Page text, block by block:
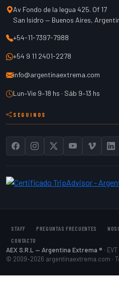
Av Fondo de la legua 425. Of 17
San Isidro — Buenos Aires,
+54-11-7397-7988
+54 9 11 2401-2278
info@argentinaextrema.com
Lun–Vie 9–18 hs · Sáb 9–13 hs
SEGUINOS
STAFF PREGUNTAS FRECUENTES
CONTACTO
AEX S.R.L — Argentina Extrema ® ·
© 2009–2026 argentinaextrema.com ·